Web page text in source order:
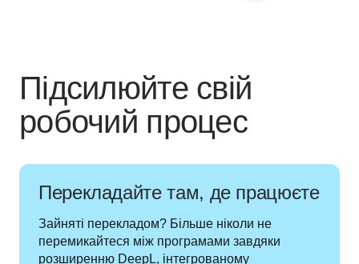
Підсилюйте свій
робочий процес
Перекладайте там, де працюєте
Зайняті перекладом? Більше ніколи не
перемикайтеся між програмами завдяки
розширенню DeepL, інтегрованому